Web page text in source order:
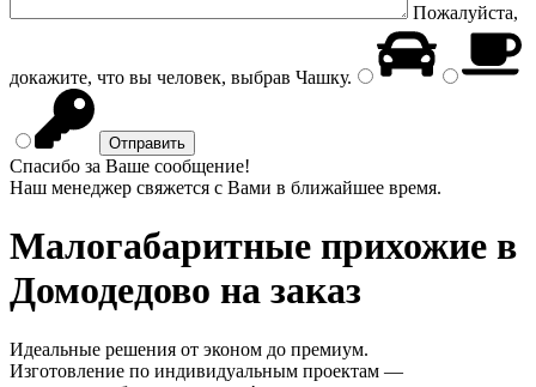
Пожалуйста,
докажите, что вы человек, выбрав Чашку.
Спасибо за Ваше сообщение!
Наш менеджер свяжется с Вами в ближайшее время.
Малогабаритные прихожие в
Домодедово на заказ
Идеальные решения от эконом до премиум.
Изготовление по индивидуальным проектам —